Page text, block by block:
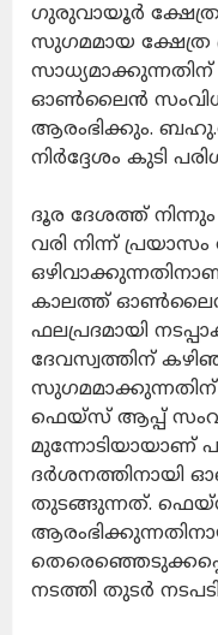
ഗുരുവായൂർ
സുഗമമായ ക്ഷേത്ര
ഓൺലൈൻ
ആരംഭിക്കും.
നിർദ്ദേശം കുടി
ദൂര ദേശത്ത്
വരി നിന്ന്
കാലത്ത് ഓൺലൈൻ
ഫലപ്രദമായി
ദേവസ്വത്തിന്
സുഗമമാക്കുന്നതിന്
ഫെയ്‌സ് ആപ്പ്
മുന്നോടിയായാണ്
ദർശനത്തിനായി
തുടങ്ങുന്നത്.
നടത്തി തുടർ നടപടി